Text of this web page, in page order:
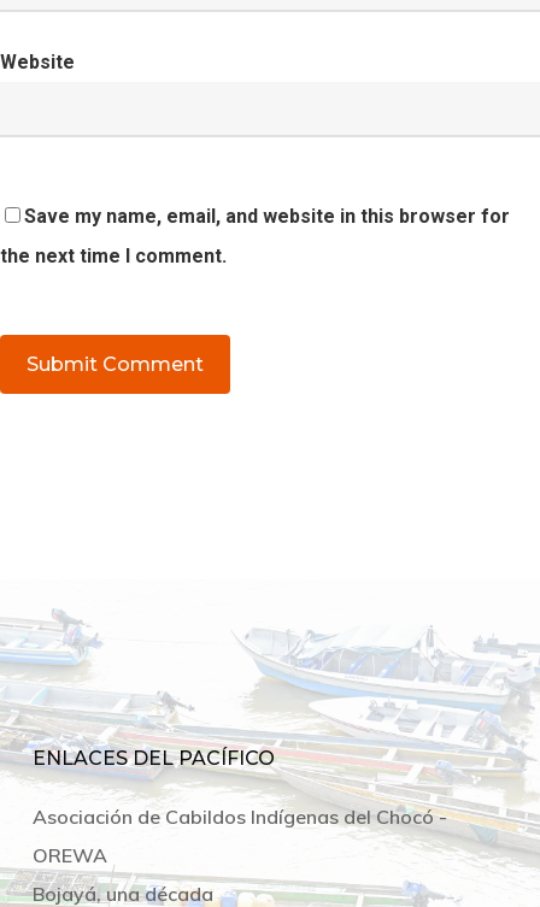
Website
Save my name, email, and website in this browser for
the next time I comment.
ENLACES DEL PACÍFICO
Asociación de Cabildos Indígenas del Chocó -
OREWA
Bojayá, una década